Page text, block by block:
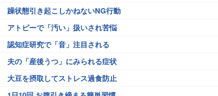
躁状態引き起こしかねないNG行動
アトピーで「汚い」扱いされ苦悩
認知症研究で「音」注目される
夫の「産後うつ」にみられる症状
大豆を摂取してストレス過食防止